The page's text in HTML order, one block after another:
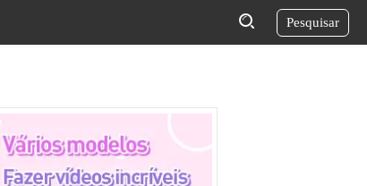
Pesquisar